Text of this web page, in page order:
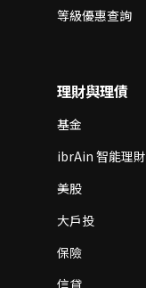
等級優惠查詢
理財與理債
基金
ibrAin 智能理財
美股
大戶投
保險